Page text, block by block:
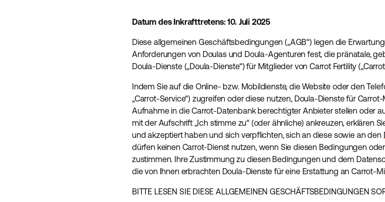
Datum des Inkrafttretens: 10. Juli 2025
Diese allgemeinen Geschäftsbedingungen („AGB“) legen die
Anforderungen von Doulas und Doula-Agenturen fest, die pränatale,
Doula-Dienste („Doula-Dienste“) für Mitglieder von Carrot Fertility
Indem Sie auf die Online- bzw. Mobildienste, die Website oder den
„Carrot-Service“) zugreifen oder diese nutzen, Doula-Dienste für
Aufnahme in die Carrot-Datenbank berechtigter Anbieter stellen oder
mit der Aufschrift „Ich stimme zu“ (oder ähnliche) ankreuzen, erklären
und akzeptiert haben und sich verpflichten, sich an diese sowie an den
dürfen keinen Carrot-Dienst nutzen, wenn Sie diesen Bedingungen
zustimmen. Ihre Zustimmung zu diesen Bedingungen und dem
die von Ihnen erbrachten Doula-Dienste für eine Erstattung an Carrot-
BITTE LESEN SIE DIESE ALLGEMEINEN GESCHÄFTSBEDINGUNGEN